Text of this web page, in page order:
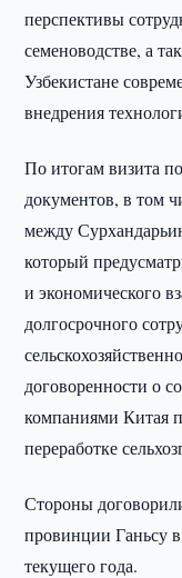
перспективы
семеноводстве, а
Узбекистане
внедрения
По итогам визита
документов, в том
между
который
и экономического
долгосрочного
договоренности о
компаниями Китая
переработке
Стороны
провинции Ганьсу
текущего года.